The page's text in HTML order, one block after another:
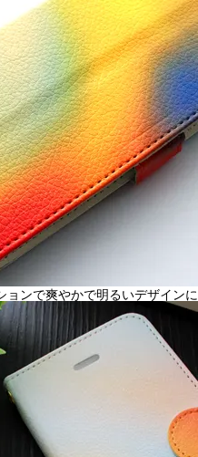
ンで爽やかで明るいデザイン